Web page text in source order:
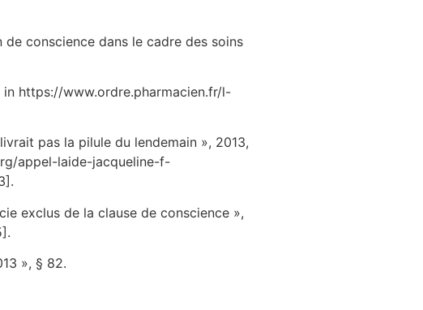
de conscience dans le cadre des soins
in https://www.ordre.pharmacien.fr/l-
pas la pilule du lendemain », 2013,
appel-laide-jacqueline-f-
exclus de la clause de conscience »,
», § 82.